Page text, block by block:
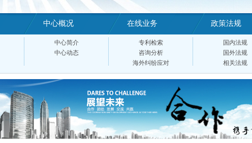
中心概况 在线业务 政策法规
中心简介
中心动态
专利检索
咨询分析
海外纠纷应对
国内法规
国外法规
相关法规